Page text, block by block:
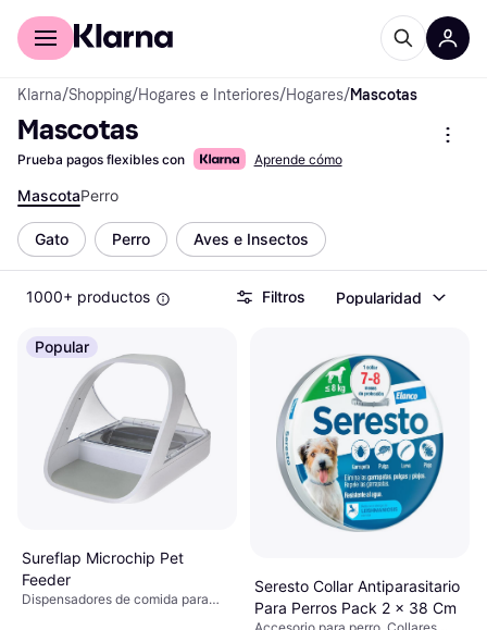
Comprar con Klarna
Klarna/Shopping/Hogares e Interiores/Hogares/Mascotas
Mascotas
Prueba pagos flexibles con Aprende cómo
MascotaPerro
Gato Perro Aves e Insectos
1000+ productos Filtros Popularidad
Popular
Sureflap Microchip Pet
Feeder
Dispensadores de comida para
Seresto Collar Antiparasitario
Para Perros Pack 2 x 38 Cm